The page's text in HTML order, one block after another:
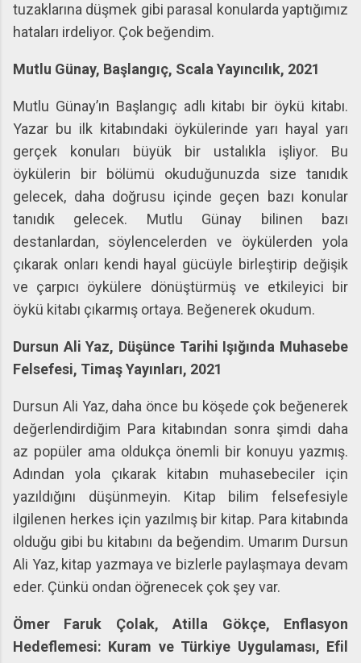
tuzaklarına düşmek gibi parasal konularda yaptığımız
hataları irdeliyor. Çok beğendim.
Mutlu Günay, Başlangıç, Scala Yayıncılık, 2021
Mutlu Günay’ın Başlangıç adlı kitabı bir öykü kitabı.
Yazar bu ilk kitabındaki öykülerinde yarı hayal yarı
gerçek konuları büyük bir ustalıkla işliyor. Bu
öykülerin bir bölümü okuduğunuzda size tanıdık
gelecek, daha doğrusu içinde geçen bazı konular
tanıdık gelecek. Mutlu Günay bilinen bazı
destanlardan, söylencelerden ve öykülerden yola
çıkarak onları kendi hayal gücüyle birleştirip değişik
ve çarpıcı öykülere dönüştürmüş ve etkileyici bir
öykü kitabı çıkarmış ortaya. Beğenerek okudum.
Dursun Ali Yaz, Düşünce Tarihi Işığında Muhasebe
Felsefesi, Timaş Yayınları, 2021
Dursun Ali Yaz, daha önce bu köşede çok beğenerek
değerlendirdiğim Para kitabından sonra şimdi daha
az popüler ama oldukça önemli bir konuyu yazmış.
Adından yola çıkarak kitabın muhasebeciler için
yazıldığını düşünmeyin. Kitap bilim felsefesiyle
ilgilenen herkes için yazılmış bir kitap. Para kitabında
olduğu gibi bu kitabını da beğendim. Umarım Dursun
Ali Yaz, kitap yazmaya ve bizlerle paylaşmaya devam
eder. Çünkü ondan öğrenecek çok şey var.
Ömer Faruk Çolak, Atilla Gökçe, Enflasyon
Hedeflemesi: Kuram ve Türkiye Uygulaması, Efil